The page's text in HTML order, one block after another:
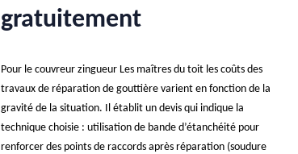
gratuitement
Pour le couvreur zingueur Les maîtres du toit les coûts des
travaux de réparation de gouttière varient en fonction de la
gravité de la situation. Il établit un devis qui indique la
technique choisie : utilisation de bande d’étanchéité pour
renforcer des points de raccords après réparation (soudure